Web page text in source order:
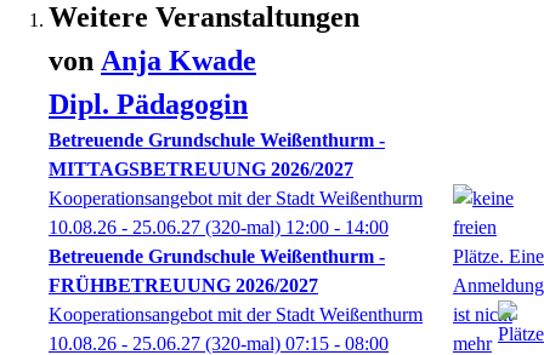
Weitere Veranstaltungen
von Anja Kwade
Dipl. Pädagogin
Betreuende Grundschule Weißenthurm -
MITTAGSBETREUUNG 2026/2027
Kooperationsangebot mit der Stadt Weißenthurm
10.08.26 - 25.06.27 (320-mal) 12:00 - 14:00
Betreuende Grundschule Weißenthurm -
FRÜHBETREUUNG 2026/2027
Kooperationsangebot mit der Stadt Weißenthurm
10.08.26 - 25.06.27 (320-mal) 07:15 - 08:00